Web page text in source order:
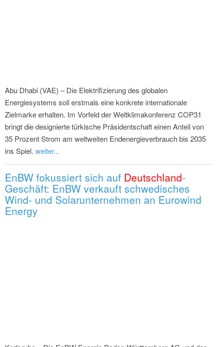
Abu Dhabi (VAE) – Die Elektrifizierung des globalen
Energiesystems soll erstmals eine konkrete internationale
Zielmarke erhalten. Im Vorfeld der Weltklimakonferenz COP31
bringt die designierte türkische Präsidentschaft einen Anteil von
35 Prozent Strom am weltweiten Endenergieverbrauch bis 2035
ins Spiel. weiter...
EnBW fokussiert sich auf Deutschland-
Geschäft: EnBW verkauft schwedisches
Wind- und Solarunternehmen an Eurowind
Energy